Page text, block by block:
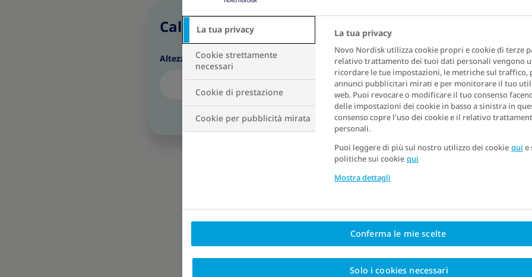
Calcolatore IMC
Altezza Peso
kg
Età
Calcola il tuo rapporto vita-altezza
La tua privacy
Cookie strettamente
necessari
Cookie di prestazione
Cookie per pubblicità mirata
La tua privacy
Novo Nordisk utilizza cookie propri e cookie di terze
relativo trattamento dei tuoi dati personali vengono
ricordare le tue impostazioni, le metriche sul traffico,
annunci pubblicitari mirati e per monitorare il tuo
web. Puoi revocare o modificare il tuo consenso
delle impostazioni dei cookie in basso a sinistra in
consenso copre l'uso dei cookie e il relativo
personali.
Puoi leggere di più sul nostro utilizzo dei cookie qui e
politiche sui cookie qui
Mostra dettagli
Conferma le mie scelte
Solo i cookies necessari